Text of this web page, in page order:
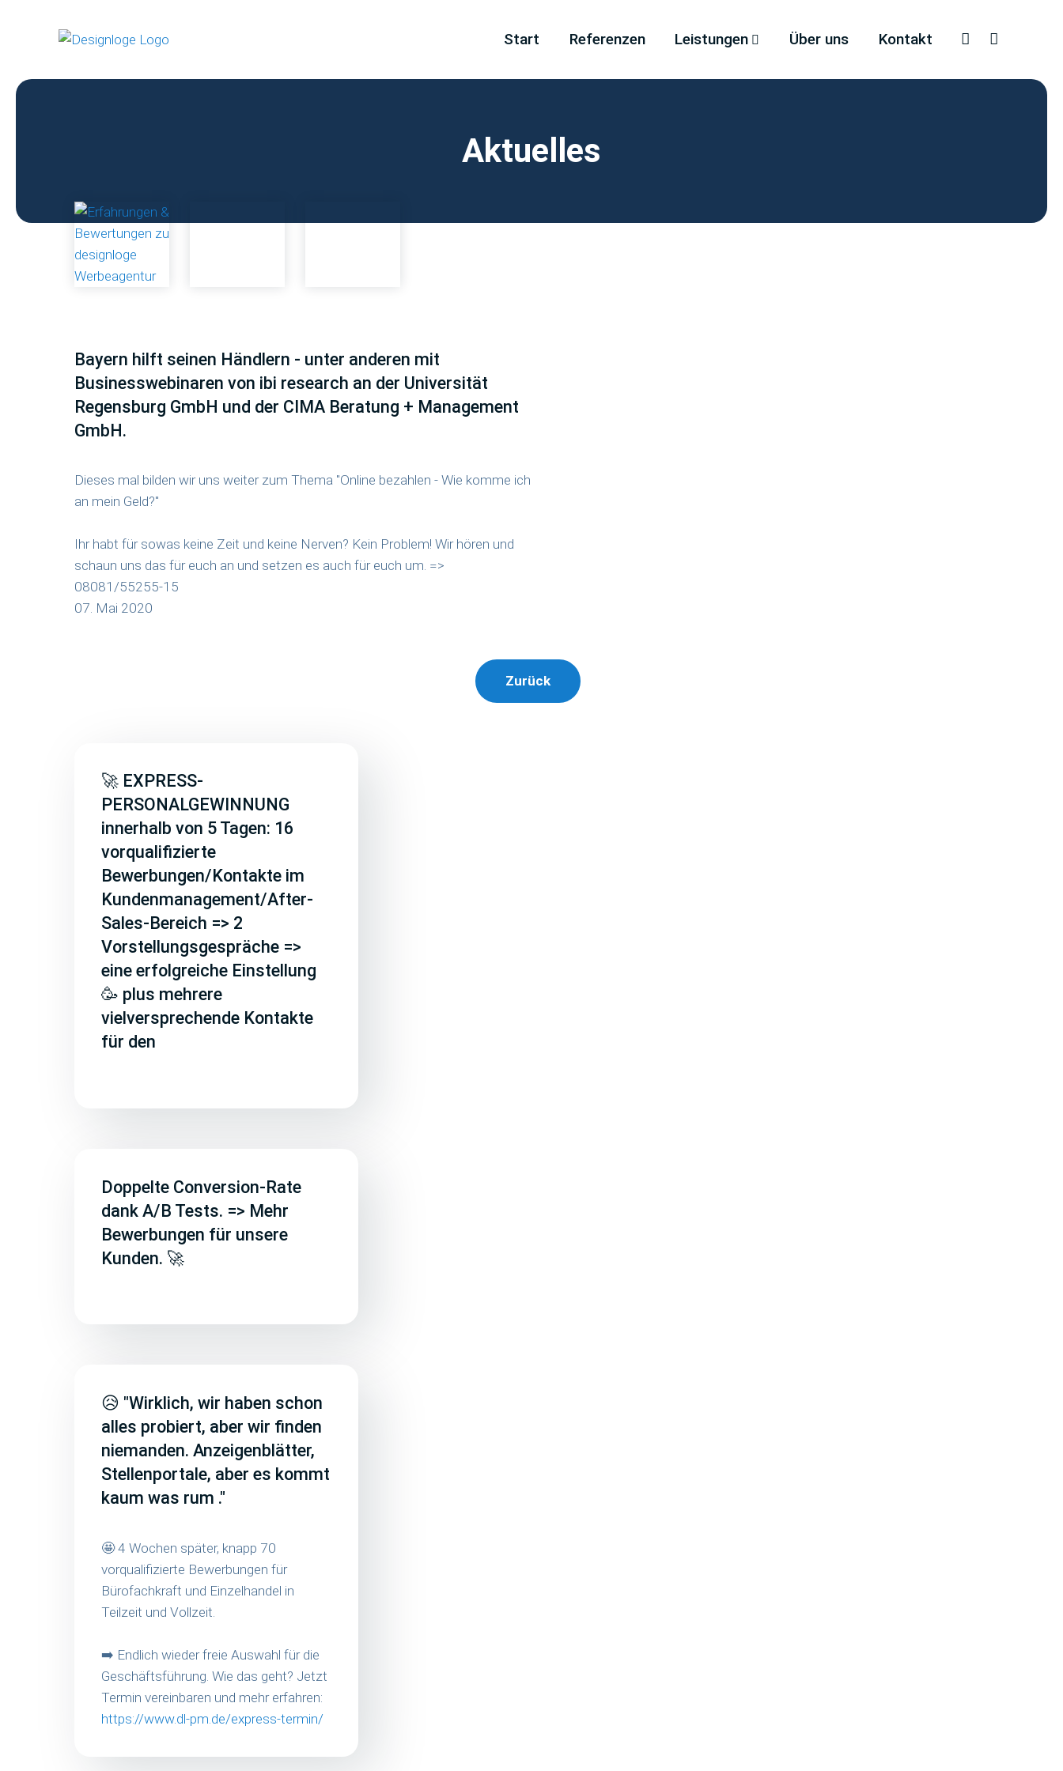
überspringen
Start Referenzen Leistungen Über uns Kontakt
Aktuelles
Bayern hilft seinen Händlern - unter anderen mit
Businesswebinaren von ibi research an der Universität
Regensburg GmbH und der CIMA Beratung + Management
GmbH.
Dieses mal bilden wir uns weiter zum Thema "Online bezahlen - Wie komme ich
an mein Geld?"
Ihr habt für sowas keine Zeit und keine Nerven? Kein Problem! Wir hören und
schaun uns das für euch an und setzen es auch für euch um. =>
08081/55255-15
07. Mai 2020
Zurück
🚀 EXPRESS-
PERSONALGEWINNUNG
innerhalb von 5 Tagen: 16
vorqualifizierte
Bewerbungen/Kontakte im
Kundenmanagement/After-
Sales-Bereich => 2
Vorstellungsgespräche =>
eine erfolgreiche Einstellung
🥳 plus mehrere
vielversprechende Kontakte
für den
Doppelte Conversion-Rate
dank A/B Tests. => Mehr
Bewerbungen für unsere
Kunden. 🚀
😥 "Wirklich, wir haben schon
alles probiert, aber wir finden
niemanden. Anzeigenblätter,
Stellenportale, aber es kommt
kaum was rum ."
🤩 4 Wochen später, knapp 70
vorqualifizierte Bewerbungen für
Bürofachkraft und Einzelhandel in
Teilzeit und Vollzeit.
➡️ Endlich wieder freie Auswahl für die
Geschäftsführung. Wie das geht? Jetzt
Termin vereinbaren und mehr erfahren:
https://www.dl-pm.de/express-termin/